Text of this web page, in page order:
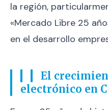
la región,
«Mercado Libre 25
en el desarrollo
El
electrónico en